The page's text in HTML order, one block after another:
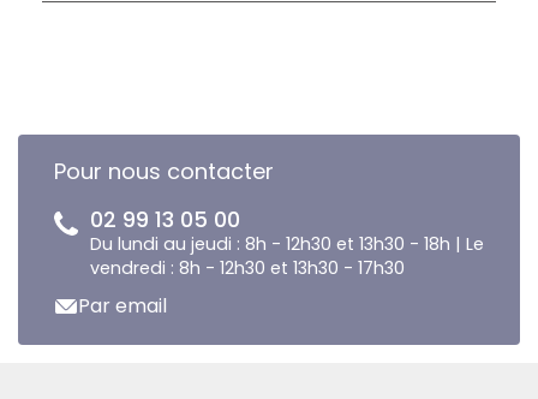
Pour nous contacter
02 99 13 05 00
Du lundi au jeudi : 8h - 12h30 et 13h30 - 18h | Le
vendredi : 8h - 12h30 et 13h30 - 17h30
Par email